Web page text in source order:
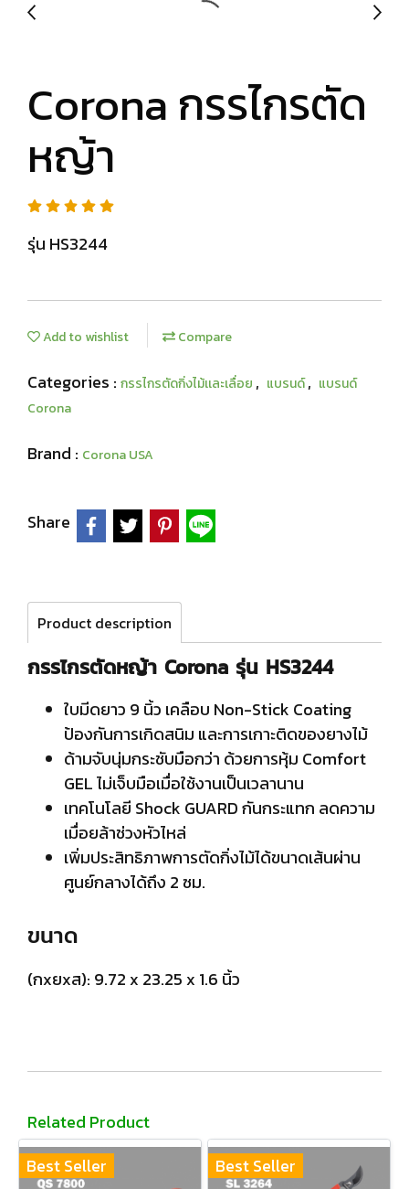
Corona กรรไกรตัด
หญ้า
รุ่น HS3244
Add to wishlist Compare
Categories : กรรไกรตัดกิ่งไม้เเละเลื่อย , แบรนด์, แบรนด์
Corona
Brand : Corona USA
Share
Product description
กรรไกรตัดหญ้า Corona รุ่น HS3244
ใบมีดยาว 9 นิ้ว เคลือบ Non-Stick Coating
ป้องกันการเกิดสนิม และการเกาะติดของยางไม้
ด้ามจับนุ่มกระชับมือกว่า ด้วยการหุ้ม Comfort
GEL ไม่เจ็บมือเมื่อใช้งานเป็นเวลานาน
เทคโนโลยี Shock GUARD กันกระแทก ลดความ
เมื่อยล้าช่วงหัวไหล่
เพิ่มประสิทธิภาพการตัดกิ่งไม้ได้ขนาดเส้นผ่าน
ศูนย์กลางได้ถึง 2 ซม.
ขนาด
(กxยxส): 9.72 x 23.25 x 1.6 นิ้ว
Related Product
Best Seller
Best Seller